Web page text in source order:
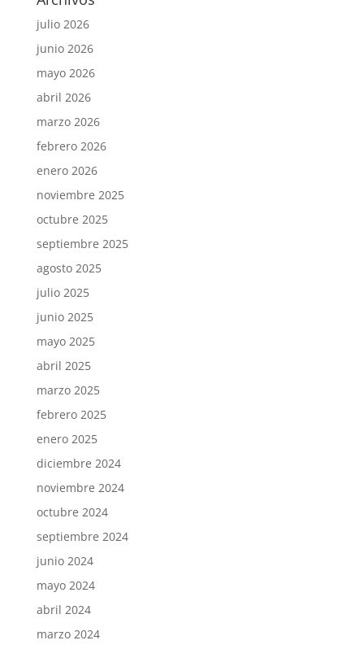
julio 2026
junio 2026
mayo 2026
abril 2026
marzo 2026
febrero 2026
enero 2026
noviembre 2025
octubre 2025
septiembre 2025
agosto 2025
julio 2025
junio 2025
mayo 2025
abril 2025
marzo 2025
febrero 2025
enero 2025
diciembre 2024
noviembre 2024
octubre 2024
septiembre 2024
junio 2024
mayo 2024
abril 2024
marzo 2024